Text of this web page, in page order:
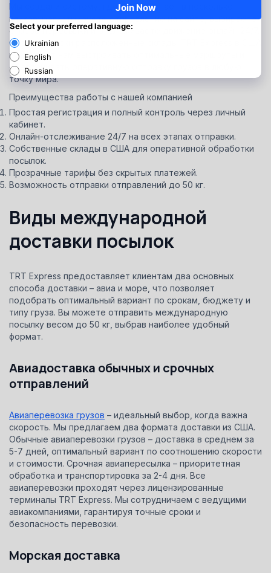
Мы создали систему, где всё работает в несколько
кликов: регистрируете отправление на сайте, выбираете
способ пересылки и отслеживаете движение онлайн 24/7.
Стратегически расположенные склады TRT Express в США
позволяют нам выстраивать оптимальные маршруты и
обеспечивать оперативную отправку грузов в любую
точку мира.
Преимущества работы с нашей компанией
Простая регистрация и полный контроль через личный
кабинет.
Онлайн-отслеживание 24/7 на всех этапах отправки.
Собственные склады в США для оперативной обработки
посылок.
Прозрачные тарифы без скрытых платежей.
Возможность отправки отправлений до 50 кг.
Виды международной
доставки посылок
TRT Express предоставляет клиентам два основных
способа доставки – авиа и море, что позволяет
подобрать оптимальный вариант по срокам, бюджету и
типу груза. Вы можете отправить международную
посылку весом до 50 кг, выбрав наиболее удобный
формат.
Авиадоставка обычных и срочных
отправлений
Авиаперевозка грузов – идеальный выбор, когда важна
скорость. Мы предлагаем два формата доставки из США.
Обычные авиаперевозки грузов – доставка в среднем за
5-7 дней, оптимальный вариант по соотношению скорости
и стоимости. Срочная авиапересылка – приоритетная
обработка и транспортировка за 2-4 дня. Все
авиаперевозки проходят через лицензированные
терминалы TRT Express. Мы сотрудничаем с ведущими
авиакомпаниями, гарантируя точные сроки и
безопасность перевозки.
Морская доставка